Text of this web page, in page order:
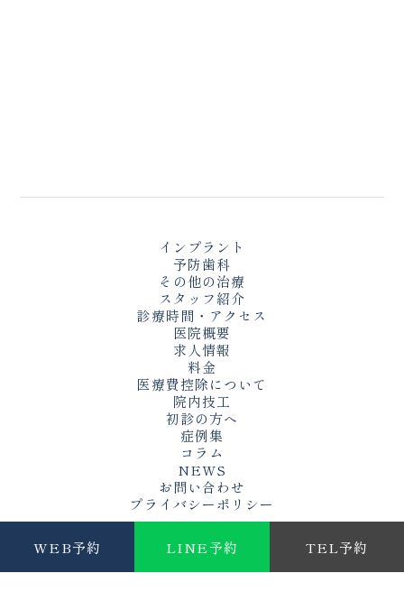
インプラント
予防歯科
その他の治療
スタッフ紹介
診療時間・アクセス
医院概要
求人情報
料金
医療費控除について
院内技工
初診の方へ
症例集
コラム
NEWS
お問い合わせ
プライバシーポリシー
WEB予約 LINE予約 TEL予約